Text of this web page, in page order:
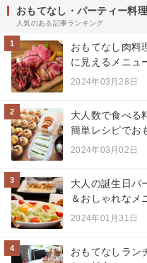
おもてなし・パーティー料
人気のある記事ランキング
1
おもてなし肉料
に見えるメニュ
2024年03月28日
2
大人数で食べる
簡単レシピでお
2024年03月02日
3
大人の誕生日パ
＆おしゃれなメ
2024年01月31日
4
おもてなしラン